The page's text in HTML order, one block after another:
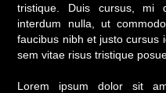
tristique. Duis cursus, mi
interdum nulla, ut
faucibus nibh et justo cursus
sem vitae risus tristique
Lorem ipsum dolor sit